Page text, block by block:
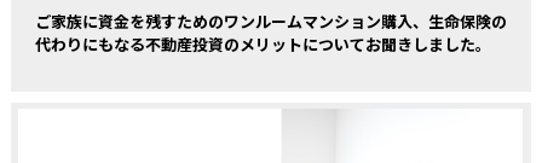
ご家族に資金を残すためのワンルームマンション購入、生命保険の
代わりにもなる不動産投資のメリットについてお聞きしました。